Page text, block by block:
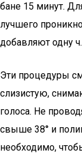
бане 15 минут.
лучшего
добавляют одну
Эти процедуры
слизистую,
голоса. Не
свыше 38° и
необходимо,